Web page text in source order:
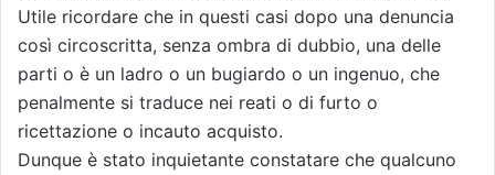
Utile ricordare che in questi casi dopo una denuncia
così circoscritta, senza ombra di dubbio, una delle
parti o è un ladro o un bugiardo o un ingenuo, che
penalmente si traduce nei reati o di furto o
ricettazione o incauto acquisto.
Dunque è stato inquietante constatare che qualcuno